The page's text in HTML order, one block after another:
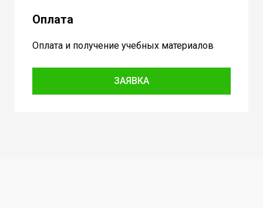
Оплата
Оплата и получение учебных материалов
ЗАЯВКА